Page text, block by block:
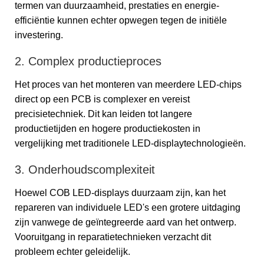
termen van duurzaamheid, prestaties en energie-
efficiëntie kunnen echter opwegen tegen de initiële
investering.
2. Complex productieproces
Het proces van het monteren van meerdere LED-chips
direct op een PCB is complexer en vereist
precisietechniek. Dit kan leiden tot langere
productietijden en hogere productiekosten in
vergelijking met traditionele LED-displaytechnologieën.
3. Onderhoudscomplexiteit
Hoewel COB LED-displays duurzaam zijn, kan het
repareren van individuele LED's een grotere uitdaging
zijn vanwege de geïntegreerde aard van het ontwerp.
Vooruitgang in reparatietechnieken verzacht dit
probleem echter geleidelijk.